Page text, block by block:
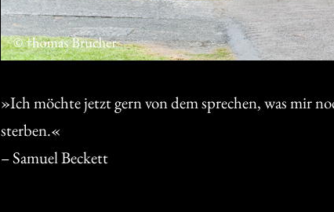
»Ich möchte jetzt gern von dem sprechen, was mir
sterben.«
– Samuel Beckett